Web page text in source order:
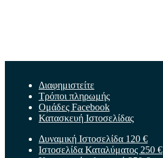
Διαφημιστείτε
Τρόποι πληρωμής
Ομάδες Facebook
Κατασκευή Ιστοσελίδας
Δυναμική Ιστοσελίδα 120 €
Ιστοσελίδα Καταλύματος 250 €